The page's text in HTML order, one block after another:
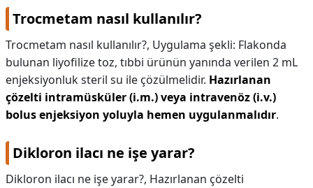
Trocmetam nasıl kullanılır?
Trocmetam nasıl kullanılır?, Uygulama şekli: Flakonda
bulunan liyofilize toz, tıbbi ürünün yanında verilen 2 mL
enjeksiyonluk steril su ile çözülmelidir. Hazırlanan
çözelti intramüsküler (i.m.) veya intravenöz (i.v.)
bolus enjeksiyon yoluyla hemen uygulanmalıdır.
Dikloron ilacı ne işe yarar?
Dikloron ilacı ne işe yarar?, Hazırlanan çözelti